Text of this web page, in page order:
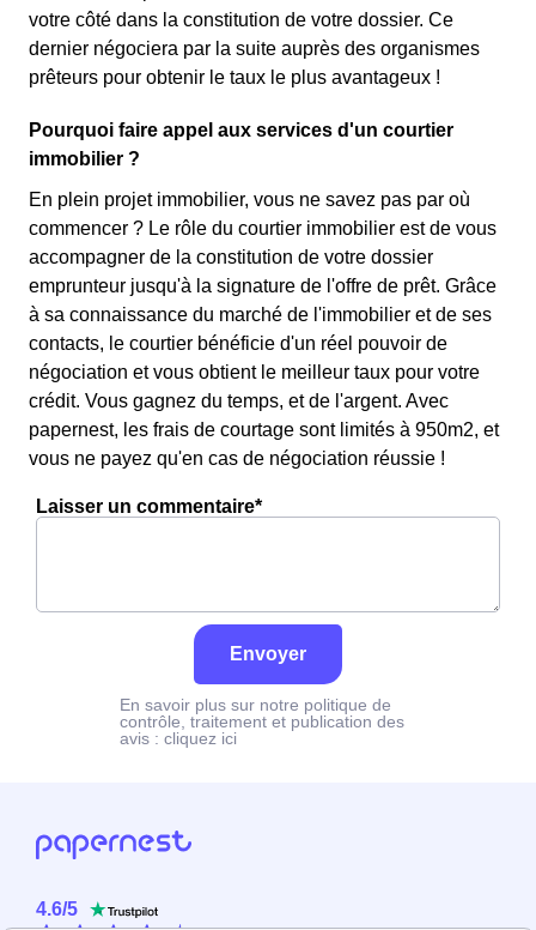
votre côté dans la constitution de votre dossier. Ce
dernier négociera par la suite auprès des organismes
prêteurs pour obtenir le taux le plus avantageux !
Pourquoi faire appel aux services d'un courtier
immobilier ?
En plein projet immobilier, vous ne savez pas par où
commencer ? Le rôle du courtier immobilier est de vous
accompagner de la constitution de votre dossier
emprunteur jusqu'à la signature de l'offre de prêt. Grâce
à sa connaissance du marché de l'immobilier et de ses
contacts, le courtier bénéficie d'un réel pouvoir de
négociation et vous obtient le meilleur taux pour votre
crédit. Vous gagnez du temps, et de l'argent. Avec
papernest, les frais de courtage sont limités à 950m2, et
vous ne payez qu'en cas de négociation réussie !
Laisser un commentaire*
Envoyer
En savoir plus sur notre politique de
contrôle, traitement et publication des
avis : cliquez ici
4.6/5